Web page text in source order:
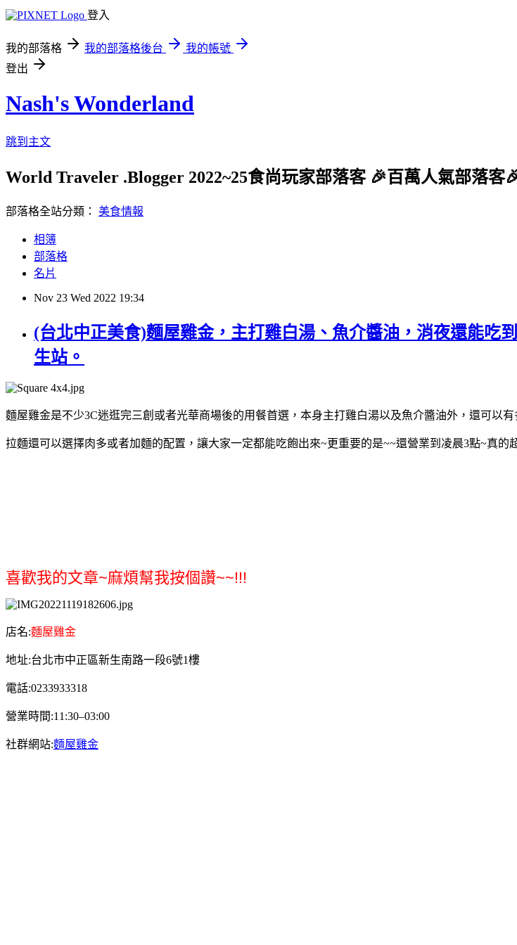
登入
我的部落格 我的部落格後台
我的帳號
登出
Nash's Wonderland
跳到主文
World Traveler .Blogger 2022~25食尚玩家部落客 🎉百萬人氣部落客
部落格全站分類： 美食情報
相簿
部落格
名片
Nov 23 Wed 2022 19:34
(台北中正美食)麵屋雞金，主打雞白湯、魚介醬油，消夜還能吃
生站。
麵屋雞金是不少3C迷逛完三創或者光華商場後的用餐首選，本身主打雞白湯以及魚介醬油外，還可以有
拉麵還可以選擇肉多或者加麵的配置，讓大家一定都能吃飽出來~更重要的是~~還營業到凌晨3點~真的
喜歡我的文章~麻煩幫我按個讚~~!!!
店名:麵屋雞金
地址:台北市中正區新生南路一段6號1樓
電話:0233933318
營業時間:11:30–03:00
社群網站:麵屋雞金